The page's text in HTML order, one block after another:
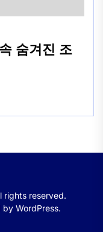
숨겨진 조
rights reserved.
by WordPress.